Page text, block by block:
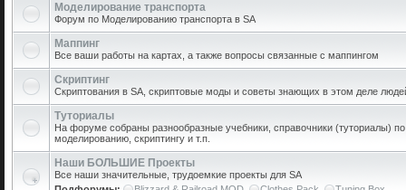
Моделирование транспорта
Форум по Моделированию транспорта в SA
Маппинг
Все ваши работы на картах, а также вопросы связанные с маппингом
Скриптинг
Скриптования в SA, скриптовые моды и советы знающих в этом деле
Туториалы
На форуме собраны разнообразные учебники, справочники (туториалы)
моделированию, скриптингу и т.п.
Наши БОЛЬШИЕ Проекты
Все наши значительные, трудоемкие проекты для SA